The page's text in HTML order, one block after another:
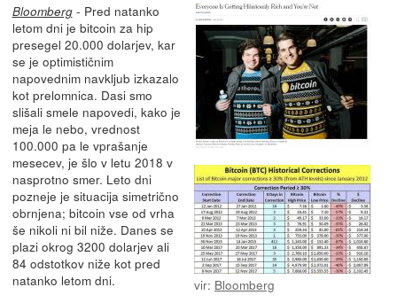
vir: Bloomberg
Bloomberg- Pred natanko
letom dni je bitcoin za hip
presegel 20.000 dolarjev, kar
se je optimističnim
napovednim navkljub izkazalo
kot prelomnica. Dasi smo
slišali smele napovedi, kako je
meja le nebo, vrednost
100.000 pa le vprašanje
mesecev, je šlo v letu 2018 v
nasprotno smer. Leto dni
pozneje je situacija simetrično
obrnjena; bitcoin vse od vrha
še nikoli ni bil niže. Danes se
plazi okrog 3200 dolarjev ali
84 odstotkov niže kot pred
natanko letom dni.